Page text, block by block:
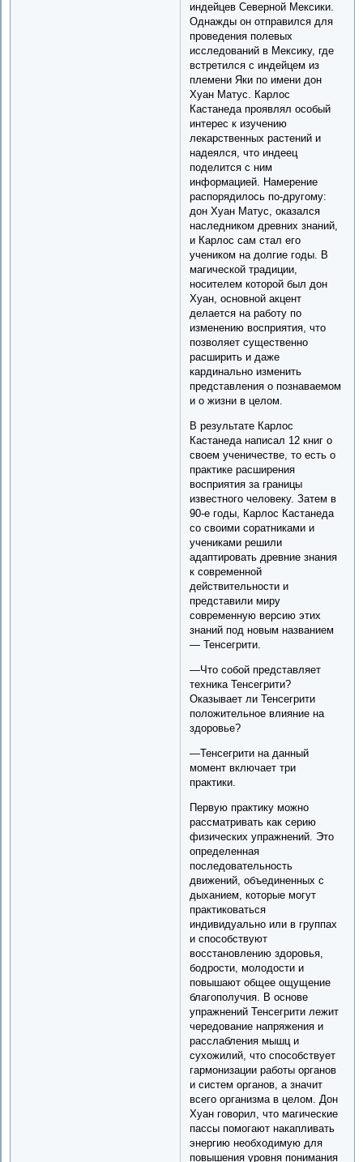
индейцев Северной Мексики.
Однажды он отправился для
проведения полевых
исследований в Мексику, где
встретился с индейцем из
племени Яки по имени дон
Хуан Матус. Карлос
Кастанеда проявлял особый
интерес к изучению
лекарственных растений и
надеялся, что индеец
поделится с ним
информацией. Намерение
распорядилось по-другому:
дон Хуан Матус, оказался
наследником древних знаний,
и Карлос сам стал его
учеником на долгие годы. В
магической традиции,
носителем которой был дон
Хуан, основной акцент
делается на работу по
изменению восприятия, что
позволяет существенно
расширить и даже
кардинально изменить
представления о познаваемом
и о жизни в целом.
В результате Карлос
Кастанеда написал 12 книг о
своем ученичестве, то есть о
практике расширения
восприятия за границы
известного человеку. Затем в
90-е годы, Карлос Кастанеда
со своими соратниками и
учениками решили
адаптировать древние знания
к современной
действительности и
представили миру
современную версию этих
знаний под новым названием
— Тенсегрити.
—Что собой представляет
техника Тенсегрити?
Оказывает ли Тенсегрити
положительное влияние на
здоровье?
—Тенсегрити на данный
момент включает три
практики.
Первую практику можно
рассматривать как серию
физических упражнений. Это
определенная
последовательность
движений, объединенных с
дыханием, которые могут
практиковаться
индивидуально или в группах
и способствуют
восстановлению здоровья,
бодрости, молодости и
повышают общее ощущение
благополучия. В основе
упражнений Тенсегрити лежит
чередование напряжения и
расслабления мышц и
сухожилий, что способствует
гармонизации работы органов
и систем органов, а значит
всего организма в целом. Дон
Хуан говорил, что магические
пассы помогают накапливать
энергию необходимую для
повышения уровня понимания